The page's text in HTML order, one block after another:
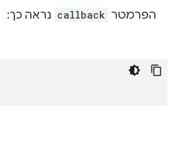
הפרמטר callback נראה כך: